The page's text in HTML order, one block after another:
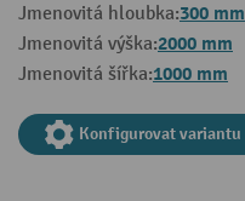
Jmenovitá hloubka:300 mm
Jmenovitá výška:2000 mm
Jmenovitá šířka:1000 mm
Konfigurovat variantu